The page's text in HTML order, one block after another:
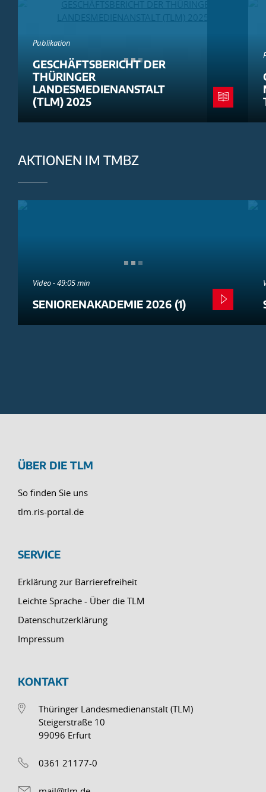
Publikation
GESCHÄFTSBERICHT DER
THÜRINGER
LANDESMEDIENANSTALT
(TLM) 2025
AKTIONEN IM TMBZ
Video - 49:05 min
SENIORENAKADEMIE 2026 (1)
ÜBER DIE TLM
So finden Sie uns
tlm.ris-portal.de
SERVICE
Erklärung zur Barrierefreiheit
Leichte Sprache - Über die TLM
Datenschutzerklärung
Impressum
KONTAKT
Thüringer Landesmedienanstalt (TLM)
Steigerstraße 10
99096 Erfurt
0361 21177-0